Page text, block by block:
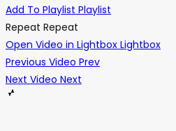
Add To Playlist Playlist
Repeat Repeat
Open Video in Lightbox Lightbox
Previous Video Prev
Next Video Next